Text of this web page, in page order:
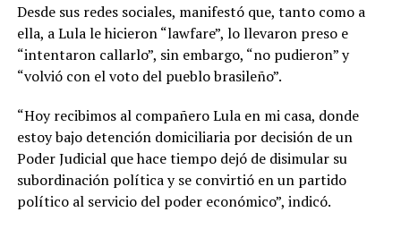
Desde sus redes sociales, manifestó que, tanto como a
ella, a Lula le hicieron “lawfare”, lo llevaron preso e
“intentaron callarlo”, sin embargo, “no pudieron” y
“volvió con el voto del pueblo brasileño”.
“Hoy recibimos al compañero Lula en mi casa, donde
estoy bajo detención domiciliaria por decisión de un
Poder Judicial que hace tiempo dejó de disimular su
subordinación política y se convirtió en un partido
político al servicio del poder económico”, indicó.